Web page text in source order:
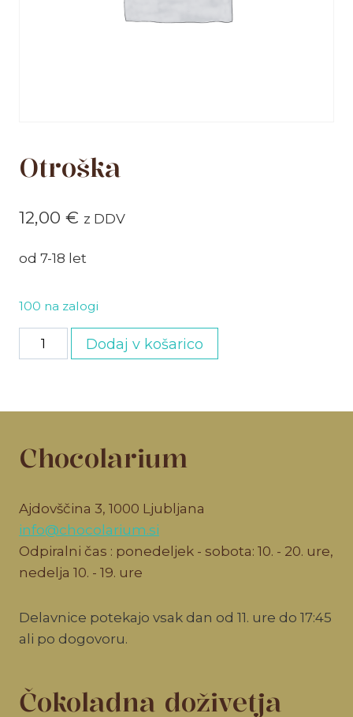
Otroška
12,00 € z DDV
od 7-18 let
100 na zalogi
Otroška
količina
Dodaj v košarico
Chocolarium
Ajdovščina 3, 1000 Ljubljana
info@chocolarium.si
Odpiralni čas : ponedeljek - sobota: 10. - 20. ure,
nedelja 10. - 19. ure
Delavnice potekajo vsak dan od 11. ure do 17:45
ali po dogovoru.
Čokoladna doživetja